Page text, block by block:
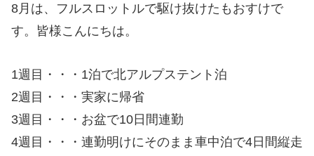
8月は、フルスロットルで駆け抜けたもおすけで
す。皆様こんにちは。
1週目・・・1泊で北アルプステント泊
2週目・・・実家に帰省
3週目・・・お盆で10日間連勤
4週目・・・連勤明けにそのまま車中泊で4日間縦走